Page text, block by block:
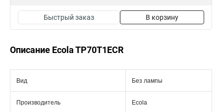
Быстрый заказ В корзину
Описание Ecola TP70T1ECR
Вид Без лампы
Производитель Ecola